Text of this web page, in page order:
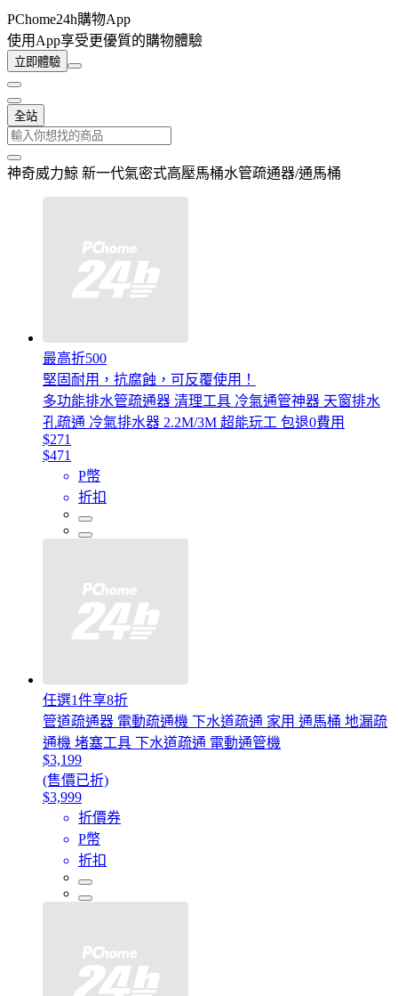
PChome24h購物App
使用App享受更優質的購物體驗
立即體驗
全站
神奇威力鯨 新一代氣密式高壓馬桶水管疏通器/通馬桶
最高折500
堅固耐用，抗腐蝕，可反覆使用！
多功能排水管疏通器 清理工具 冷氣通管神器 天窗排水
孔疏通 冷氣排水器 2.2M/3M 超能玩工 包退0費用
$271
$471
P幣
折扣
任選1件享8折
管道疏通器 電動疏通機 下水道疏通 家用 通馬桶 地漏疏
通機 堵塞工具 下水道疏通 電動通管機
$3,199
(售價已折)
$3,999
折價券
P幣
折扣